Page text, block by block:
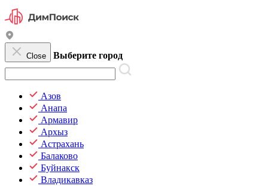
Close Выберите город
Азов
Анапа
Армавир
Архыз
Астрахань
Балаково
Буйнакск
Владикавказ